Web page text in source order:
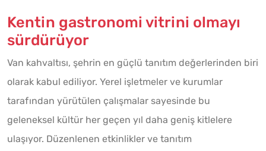
Kentin gastronomi vitrini olmayı
sürdürüyor
Van kahvaltısı, şehrin en güçlü tanıtım değerlerinden biri
olarak kabul ediliyor. Yerel işletmeler ve kurumlar
tarafından yürütülen çalışmalar sayesinde bu
geleneksel kültür her geçen yıl daha geniş kitlelere
ulaşıyor. Düzenlenen etkinlikler ve tanıtım